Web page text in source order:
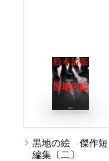
黒地の絵 傑作短
編集〔二〕